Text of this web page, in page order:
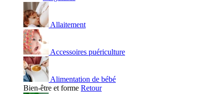
Allaitement
Accessoires puériculture
Alimentation de bébé
Bien-être et forme Retour